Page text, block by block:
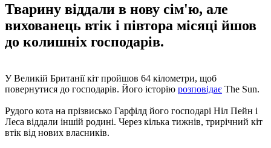
Тварину віддали в нову сім'ю, але
вихованець втік і півтора місяці йшов
до колишніх господарів.
У Великій Британії кіт пройшов 64 кілометри, щоб
повернутися до господарів. Його історію розповідає The Sun.
Рудого кота на прізвисько Гарфілд його господарі Ніл Пейн і
Леса віддали іншій родині. Через кілька тижнів, трирічний кіт
втік від нових власників.